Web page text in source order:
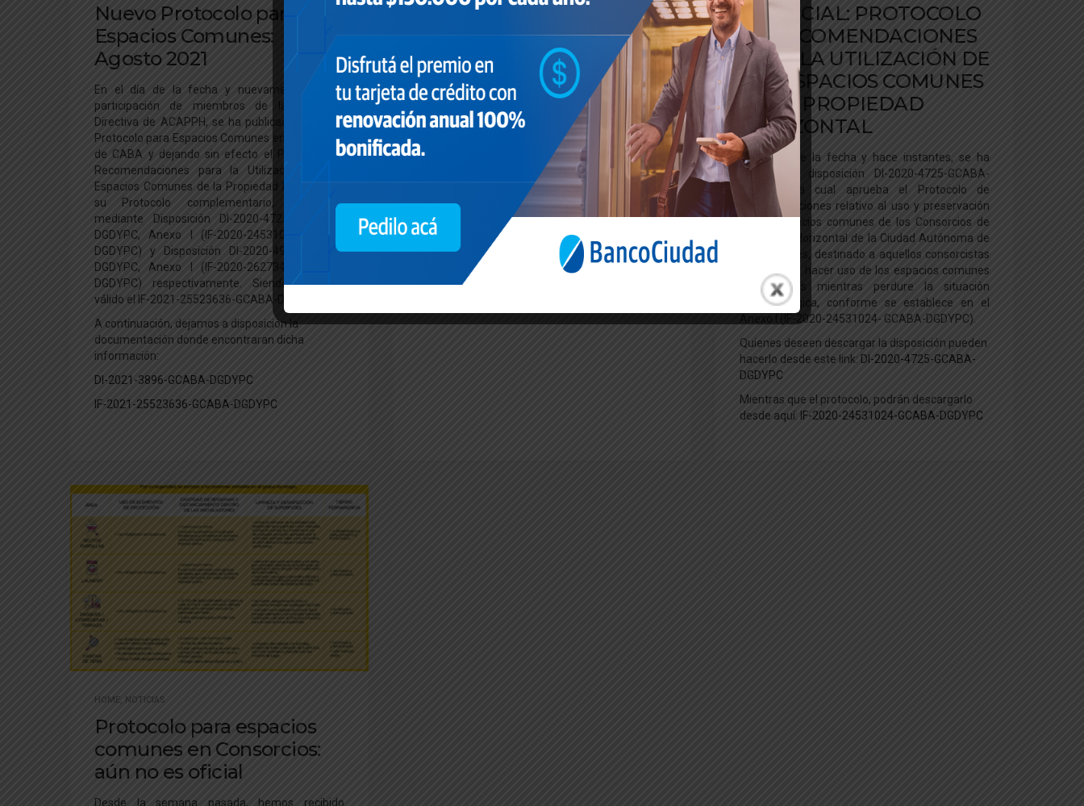
Nuevo Protocolo para
Espacios Comunes:
Agosto 2021
En el día de la fecha y nuevamente con la
participación de miembros de la Comisión
Directiva de ACAPPH, se ha publicado el Nuevo
Protocolo para Espacios Comunes en Consorcios
de CABA y dejando sin efecto el Protocolo de
Recomendaciones para la Utilización de los
Espacios Comunes de la Propiedad Horizontal y
su Protocolo complementario, aprobados
mediante Disposición DI-2020-4725- GCABA-
DGDYPC, Anexo I (IF-2020-24531024-GCABA-
DGDYPC) y Disposición DI-2020-4925-GCABA-
DGDYPC, Anexo I (IF-2020-26273458-GCABA-
DGDYPC) respectivamente. Siendo el único
válido el IF-2021-25523636-GCABA-DGDYPC.
A continuación, dejamos a disposición la
documentación donde encontraran dicha
información:
DI-2021-3896-GCABA-DGDYPC
IF-2021-25523636-GCABA-DGDYPC
Protocolo
Complementario para
Espacios Comunes
Por medio de la Disposición DI-2020-4725-
GCABA-DGDYPC, se aprobó el Protocolo
complementario al PROTOCOLO DE
RECOMENDACIONES PARA LA UTILIZACIÓN DE
LOS ESPACIOS COMUNES DE LA PROPIEDAD
HORIZONTAL, el cual habilita el uso de piletas y
gimnasios en Consorcios.
Quienes deseen descargar la disposición pueden
hacerlo desde aquí:
El Protocolo Complementario, se puede
descargar desde aquí:
ES OFICIAL: PROTOCOLO
DE RECOMENDACIONES
PARA LA UTILIZACIÓN DE
LOS ESPACIOS COMUNES
DE LA PROPIEDAD
HORIZONTAL
En el día de la fecha y hace instantes, se ha
firmado la disposición DI-2020-4725-GCABA-
DGDYPC, la cual aprueba el Protocolo de
recomendaciones relativo al uso y preservación
de los espacios comunes de los Consorcios de
Propiedad Horizontal de la Ciudad Autónoma de
Buenos Aires, destinado a aquellos consorcistas
que quieran hacer uso de los espacios comunes
y amenities mientras perdure la situación
epidemiológica, conforme se establece en el
Anexo I (IF-2020-24531024- GCABA-DGDYPC).
Quienes deseen descargar la disposición pueden
hacerlo desde este link: DI-2020-4725-GCABA-
DGDYPC
Mientras que el protocolo, podrán descargarlo
desde aquí: IF-2020-24531024-GCABA-DGDYPC
HOME NOTICIAS
Protocolo para espacios
comunes en Consorcios:
aún no es oficial
Desde la semana pasada, hemos recibido